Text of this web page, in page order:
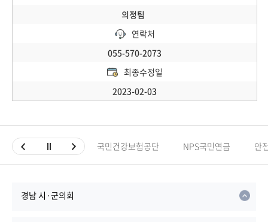
의정팀
연락처
055-570-2073
최종수정일
2023-02-03
국민건강보험공단 NPS국민연금 안
경남 시·군의회